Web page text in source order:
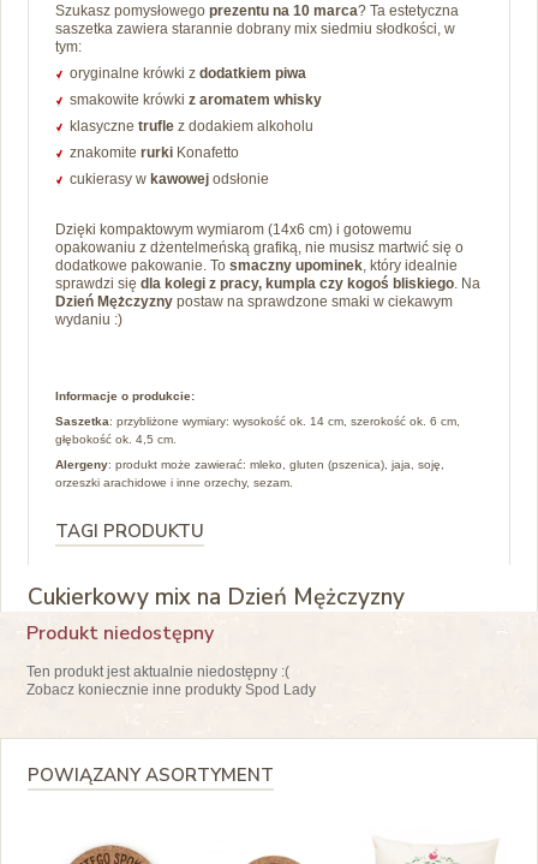
Szukasz pomysłowego prezentu na 10 marca? Ta estetyczna
saszetka zawiera starannie dobrany mix siedmiu słodkości, w
tym:
oryginalne krówki z dodatkiem piwa
smakowite krówki z aromatem whisky
klasyczne trufle z dodakiem alkoholu
znakomite rurki Konafetto
cukierasy w kawowej odsłonie
Dzięki kompaktowym wymiarom (14x6 cm) i gotowemu
opakowaniu z dżentelmeńską grafiką, nie musisz martwić się o
dodatkowe pakowanie. To smaczny upominek, który idealnie
sprawdzi się dla kolegi z pracy, kumpla czy kogoś bliskiego. Na
Dzień Mężczyzny postaw na sprawdzone smaki w ciekawym
wydaniu :)
Informacje o produkcie:
Saszetka: przybliżone wymiary: wysokość ok. 14 cm, szerokość ok. 6 cm,
głębokość ok. 4,5 cm.
Alergeny: produkt może zawierać: mleko, gluten (pszenica), jaja, soję,
orzeszki arachidowe i inne orzechy, sezam.
TAGI PRODUKTU
Cukierkowy mix na Dzień Mężczyzny
Produkt niedostępny
Ten produkt jest aktualnie niedostępny :(
Zobacz koniecznie inne produkty Spod Lady
POWIĄZANY ASORTYMENT